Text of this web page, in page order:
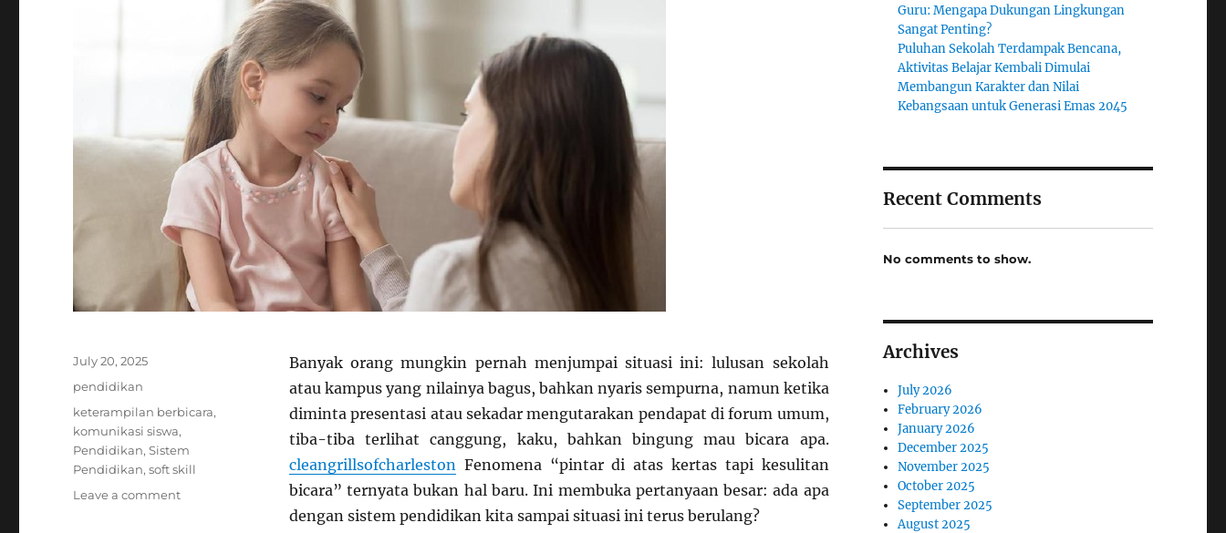
Banyak orang mungkin pernah menjumpai situasi ini: lulusan sekolah
atau kampus yang nilainya bagus, bahkan nyaris sempurna, namun ketika
diminta presentasi atau sekadar mengutarakan pendapat di forum umum,
tiba-tiba terlihat canggung, kaku, bahkan bingung mau bicara apa.
cleangrillsofcharleston Fenomena “pintar di atas kertas tapi kesulitan
bicara” ternyata bukan hal baru. Ini membuka pertanyaan besar: ada apa
dengan sistem pendidikan kita sampai situasi ini terus berulang?
Posted
July 20, 2025
Categories
pendidikan
Tags
keterampilan berbicara,
komunikasi siswa,
Pendidikan,Sistem
Pendidikan,soft skill
Leave a commenton
Guru: Mengapa Dukungan Lingkungan
Sangat Penting?
Puluhan Sekolah Terdampak Bencana,
Aktivitas Belajar Kembali Dimulai
Membangun Karakter dan Nilai
Kebangsaan untuk Generasi Emas 2045
Recent Comments
No comments to show.
Archives
July 2026
February 2026
January 2026
December 2025
November 2025
October 2025
September 2025
August 2025